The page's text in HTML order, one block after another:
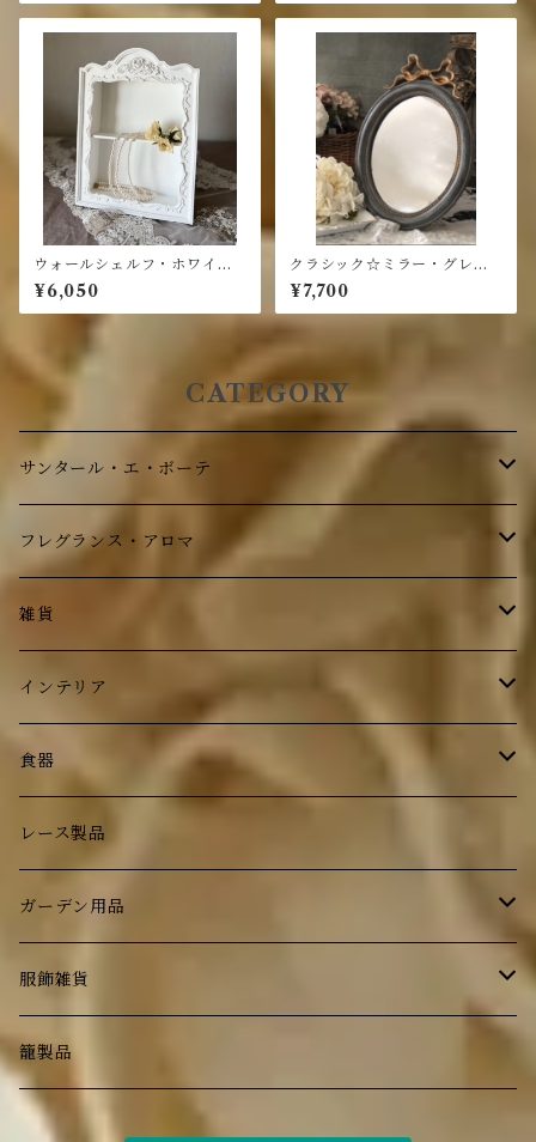
ウォールシェルフ・ホワイト
クラシック
¥6,050
クラシック☆ミラー・グレ
ー・樹脂・置掛可
¥7,700
CATEGORY
サンタール・エ・ボーテ
ボディケア
フレグランス
フレグランス・アロマ
ボディケア
フレグランス
雑貨
ステーショナリー
フォトフレーム
トレイ
小物入れ
ティーコジ―
花器
洗面用品
インテリア
鏡
時計
照明
壁掛け
book
家具
食器
ルドゥーテ ローズ
ブラウンベティ―
ガラス食器
カトラリー
レース製品
ガーデン用品
ランプ・ライト
オブジェ
植栽
服飾雑貨
エプロン
バッグ
籠製品